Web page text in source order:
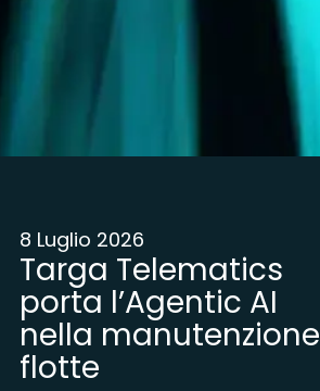
8 Luglio 2026
Targa Telematics
porta l’Agentic AI
nella manutenzione
flotte